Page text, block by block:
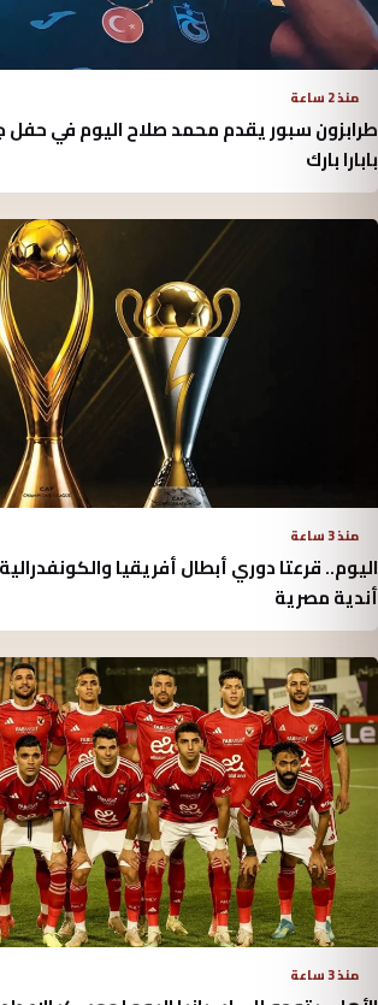
منذ 2 ساعة
طرابزون سبور يقدم محمد صلاح اليوم في
بابارا بارك
منذ 3 ساعة
أندية مصرية
منذ 3 ساعة